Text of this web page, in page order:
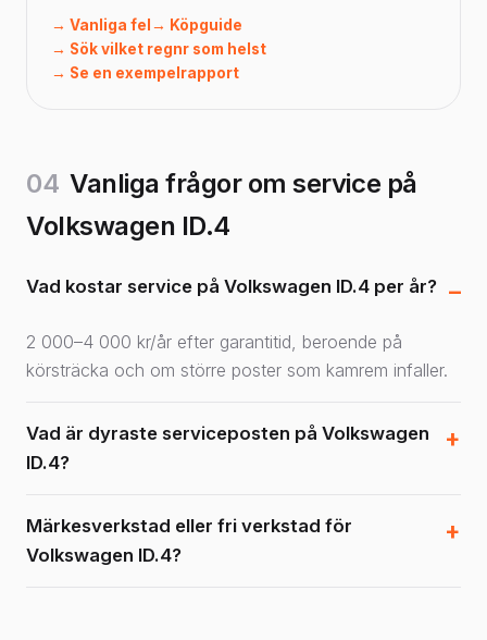
→ Vanliga fel → Köpguide
→ Sök vilket regnr som helst
→ Se en exempelrapport
04 Vanliga frågor om service på
Volkswagen ID.4
Vad kostar service på Volkswagen ID.4 per år?
2 000–4 000 kr/år efter garantitid, beroende på
körsträcka och om större poster som kamrem infaller.
Vad är dyraste serviceposten på Volkswagen
ID.4?
Märkesverkstad eller fri verkstad för
Volkswagen ID.4?